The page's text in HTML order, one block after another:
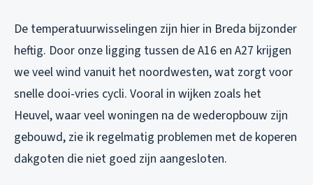
De temperatuurwisselingen zijn hier in Breda bijzonder
heftig. Door onze ligging tussen de A16 en A27 krijgen
we veel wind vanuit het noordwesten, wat zorgt voor
snelle dooi-vries cycli. Vooral in wijken zoals het
Heuvel, waar veel woningen na de wederopbouw zijn
gebouwd, zie ik regelmatig problemen met de koperen
dakgoten die niet goed zijn aangesloten.